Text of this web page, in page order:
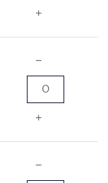
+
−
0
+
−